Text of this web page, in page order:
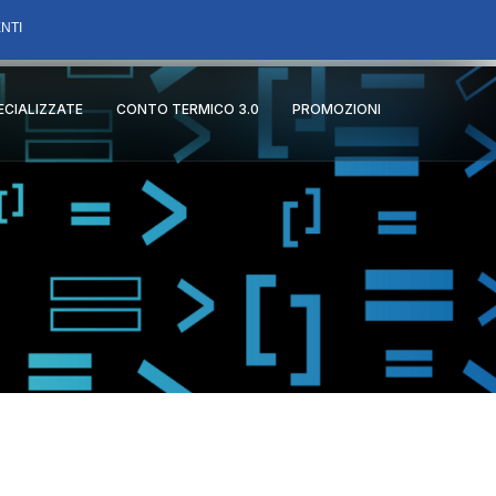
CONTO TERMICO 3.0 PROMOZIONI